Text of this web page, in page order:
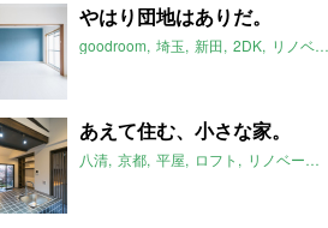
やはり団地はありだ。
goodroom 埼玉 新田 2DK リノベーション
あえて住む、小さな家。
八清 京都 平屋 ロフト リノベーション